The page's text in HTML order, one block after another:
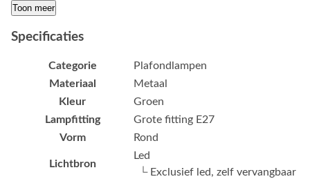
Toon meer
Specificaties
Categorie
Plafondlampen
Materiaal
Metaal
Kleur
Groen
Lampfitting
Grote fitting E27
Vorm
Rond
Lichtbron
Led
└ Exclusief led, zelf vervangbaar